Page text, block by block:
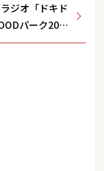
ジオ「ドキド
パーク2025
ドキ！ファン